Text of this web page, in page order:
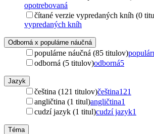
opotrebovaná
čítané verzie vypredaných kníh (0
vypredaných kníh
Odborná x populárne náučná
populárne náučná (85 titulov)
odborná (5 titulov)odborná5
Jazyk
čeština (121 titulov)čeština121
angličtina (1 titul)angličtina1
cudzí jazyk (1 titul)cudzí jazyk1
Téma